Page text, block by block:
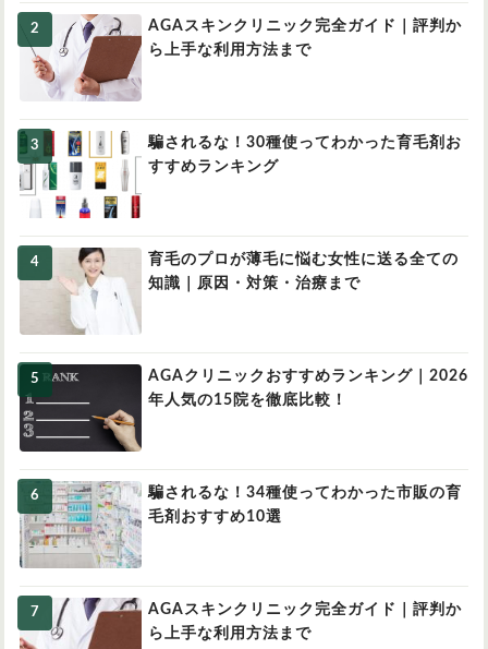
AGAスキンクリニック完全ガイド｜評判か
ら上手な利用方法まで
騙されるな！30種使ってわかった育毛剤お
すすめランキング
育毛のプロが薄毛に悩む女性に送る全ての
知識｜原因・対策・治療まで
AGAクリニックおすすめランキング｜2026
年人気の15院を徹底比較！
騙されるな！34種使ってわかった市販の育
毛剤おすすめ10選
AGAスキンクリニック完全ガイド｜評判か
ら上手な利用方法まで